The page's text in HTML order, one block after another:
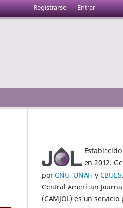
Registrarse Entrar
en 2012.
por CNU, UNAH y CBUES.
Central American
(CAMJOL) es un servicio